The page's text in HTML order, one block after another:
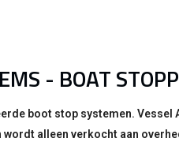
- BOAT
boot stop systemen.
alleen verkocht aan